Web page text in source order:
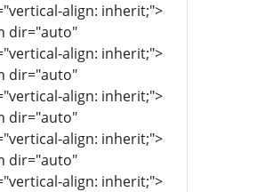
align: inherit;">
dir="auto"
align: inherit;">
dir="auto"
align: inherit;">
dir="auto"
align: inherit;">
dir="auto"
align: inherit;">